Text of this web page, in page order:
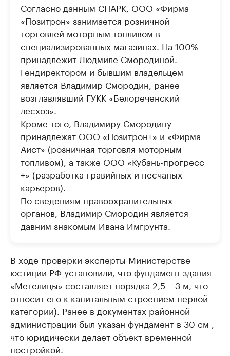
Согласно данным СПАРК, ООО «Фирма
«Позитрон» занимается розничной
торговлей моторным топливом в
специализированных магазинах. На 100%
принадлежит Людмиле Смородиной.
Гендиректором и бывшим владельцем
является Владимир Смородин, ранее
возглавлявший ГУКК «Белореченский
лесхоз».
Кроме того, Владимиру Смородину
принадлежат ООО «Позитрон+» и «Фирма
Аист» (розничная торговля моторным
топливом), а также ООО «Кубань-прогресс
+» (разработка гравийных и песчаных
карьеров).
По сведениям правоохранительных
органов, Владимир Смородин является
давним знакомым Ивана Имгрунта.
В ходе проверки эксперты Министерстве
юстиции РФ установили, что фундамент здания
«Метелицы» составляет порядка 2,5 – 3 м, что
относит его к капитальным строением первой
категории). Ранее в документах районной
администрации был указан фундамент в 30 см ,
что юридически делает объект временной
постройкой.